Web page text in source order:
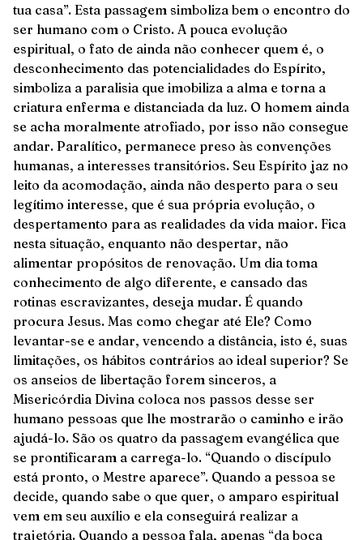
tua casa”. Esta passagem simboliza bem o encontro do
ser humano com o Cristo. A pouca evolução
espiritual, o fato de ainda não conhecer quem é, o
desconhecimento das potencialidades do Espírito,
simboliza a paralisia que imobiliza a alma e torna a
criatura enferma e distanciada da luz. O homem ainda
se acha moralmente atrofiado, por isso não consegue
andar. Paralítico, permanece preso às convenções
humanas, a interesses transitórios. Seu Espírito jaz no
leito da acomodação, ainda não desperto para o seu
legítimo interesse, que é sua própria evolução, o
despertamento para as realidades da vida maior. Fica
nesta situação, enquanto não despertar, não
alimentar propósitos de renovação. Um dia toma
conhecimento de algo diferente, e cansado das
rotinas escravizantes, deseja mudar. É quando
procura Jesus. Mas como chegar até Ele? Como
levantar-se e andar, vencendo a distância, isto é, suas
limitações, os hábitos contrários ao ideal superior? Se
os anseios de libertação forem sinceros, a
Misericórdia Divina coloca nos passos desse ser
humano pessoas que lhe mostrarão o caminho e irão
ajudá-lo. São os quatro da passagem evangélica que
se prontificaram a carrega-lo. “Quando o discípulo
está pronto, o Mestre aparece”. Quando a pessoa se
decide, quando sabe o que quer, o amparo espiritual
vem em seu auxílio e ela conseguirá realizar a
trajetória. Quando a pessoa fala, apenas “da boca